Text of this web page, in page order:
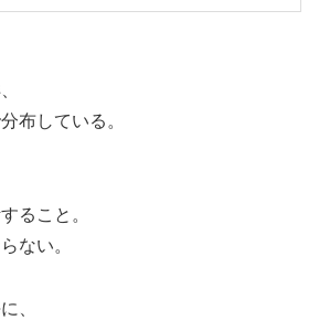
布している。
ること。
ない。
、